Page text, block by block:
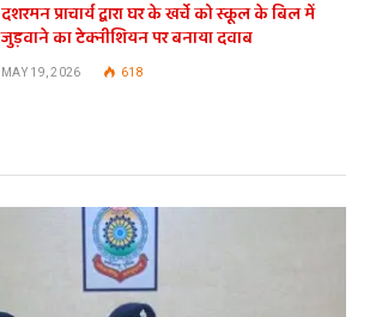
दशरमन प्राचार्य द्वारा घर के खर्चे को स्कूल के बिल में
जुड़वाने का टेक्नीशियन पर बनाया दवाब
MAY 19, 2026 618